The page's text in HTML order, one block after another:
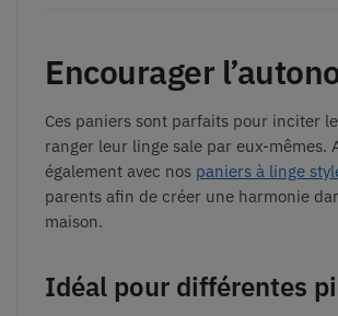
Encourager
Ces paniers sont parfaits pour inciter
ranger leur linge sale par eux-mêmes.
également avec nos paniers à linge
parents afin de créer une harmonie
maison.
Idéal pour différentes